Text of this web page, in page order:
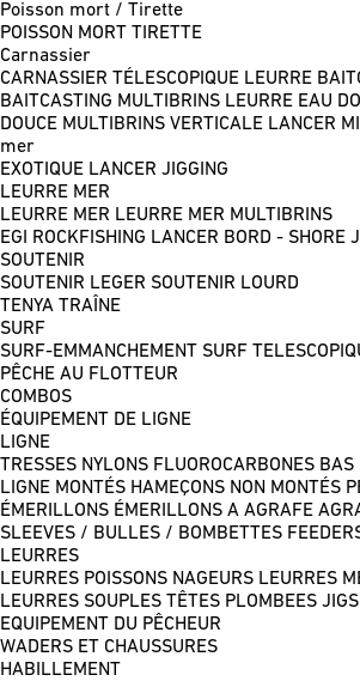
Poisson mort / Tirette
POISSON MORT TIRETTE
Carnassier
CARNASSIER TÉLESCOPIQUE LEURRE
BAITCASTING MULTIBRINS LEURRE EAU
DOUCE MULTIBRINS VERTICALE LANCER
mer
EXOTIQUE LANCER JIGGING
LEURRE MER
LEURRE MER LEURRE MER MULTIBRINS
EGI
ROCKFISHING LANCER BORD - SHORE
SOUTENIR
SOUTENIR LEGER SOUTENIR LOURD
TENYA TRAÎNE
SURF
SURF-EMMANCHEMENT SURF
PÊCHE AU FLOTTEUR
COMBOS
ÉQUIPEMENT DE LIGNE
LIGNE
TRESSES NYLONS FLUOROCARBONES BAS
LIGNE MONTÉS HAMEÇONS NON MONTÉS
ÉMERILLONS ÉMERILLONS A AGRAFE
SLEEVES / BULLES / BOMBETTES
LEURRES
LEURRES POISSONS NAGEURS LEURRES
LEURRES SOUPLES TÊTES PLOMBEES JIGS
EQUIPEMENT DU PÊCHEUR
WADERS ET CHAUSSURES
HABILLEMENT